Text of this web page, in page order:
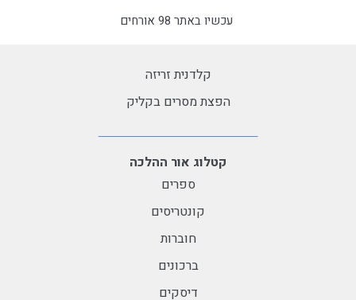
עכשיו באתר 98 אורחים
קלדנית זריזה
הפצת מסרים בקליק
קטלוג אור ההלכה
ספרים
קונטריסים
חוברות
ברכונים
דיסקים